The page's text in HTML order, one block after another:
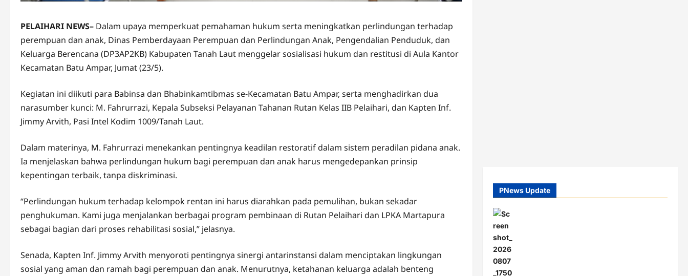
PELAIHARI NEWS– Dalam upaya memperkuat pemahaman hukum serta meningkatkan perlindungan terhadap
perempuan dan anak, Dinas Pemberdayaan Perempuan dan Perlindungan Anak, Pengendalian Penduduk, dan
Keluarga Berencana (DP3AP2KB) Kabupaten Tanah Laut menggelar sosialisasi hukum dan restitusi di Aula Kantor
Kecamatan Batu Ampar, Jumat (23/5).
Kegiatan ini diikuti para Babinsa dan Bhabinkamtibmas se-Kecamatan Batu Ampar, serta menghadirkan dua
narasumber kunci: M. Fahrurrazi, Kepala Subseksi Pelayanan Tahanan Rutan Kelas IIB Pelaihari, dan Kapten Inf.
Jimmy Arvith, Pasi Intel Kodim 1009/Tanah Laut.
Dalam materinya, M. Fahrurrazi menekankan pentingnya keadilan restoratif dalam sistem peradilan pidana anak.
Ia menjelaskan bahwa perlindungan hukum bagi perempuan dan anak harus mengedepankan prinsip
kepentingan terbaik, tanpa diskriminasi.
“Perlindungan hukum terhadap kelompok rentan ini harus diarahkan pada pemulihan, bukan sekadar
penghukuman. Kami juga menjalankan berbagai program pembinaan di Rutan Pelaihari dan LPKA Martapura
sebagai bagian dari proses rehabilitasi sosial,” jelasnya.
Senada, Kapten Inf. Jimmy Arvith menyoroti pentingnya sinergi antarinstansi dalam menciptakan lingkungan
sosial yang aman dan ramah bagi perempuan dan anak. Menurutnya, ketahanan keluarga adalah benteng
PNews Update